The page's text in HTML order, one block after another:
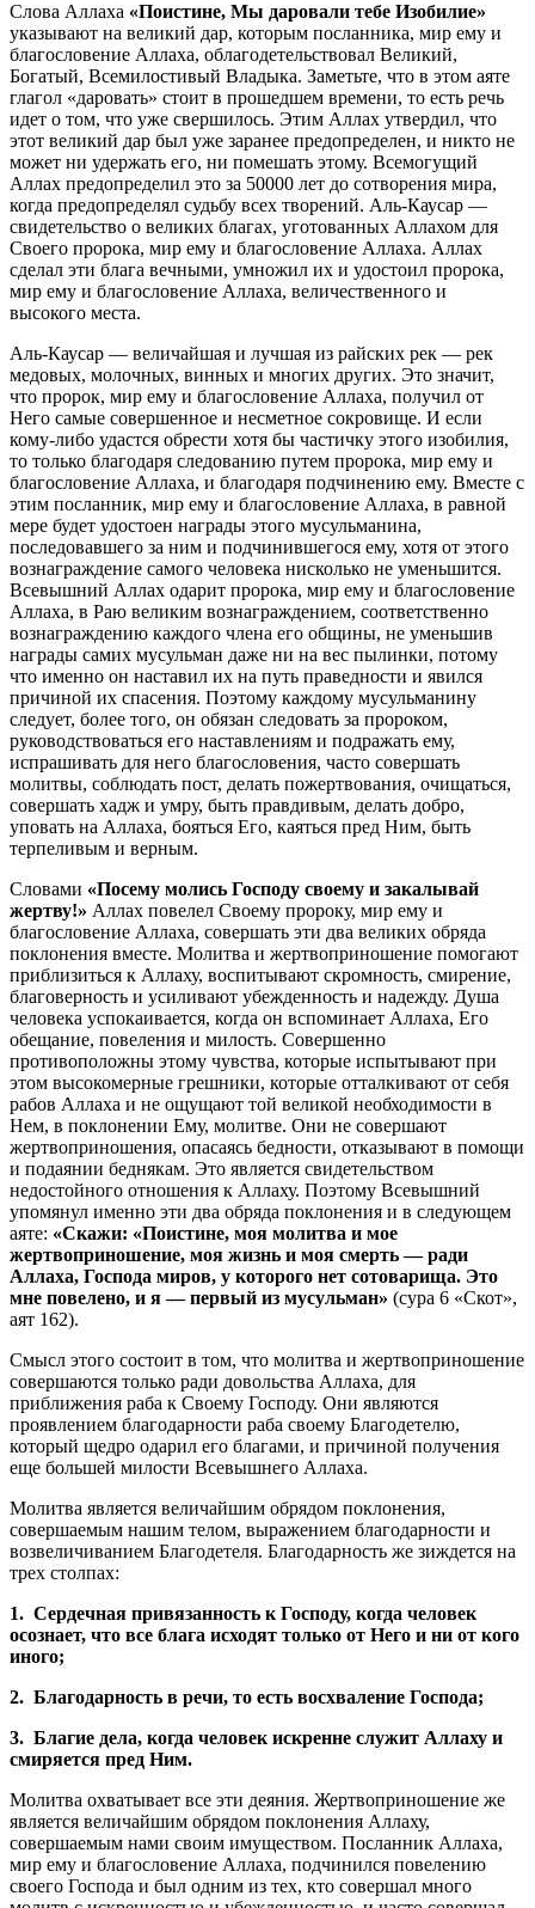
Слова Аллаха «Поистине, Мы даровали тебе Изобилие»
указывают на великий дар, которым посланника, мир ему и
благословение Аллаха, облагодетельствовал Великий,
Богатый, Всемилостивый Владыка. Заметьте, что в этом аяте
глагол «даровать» стоит в прошедшем времени, то есть речь
идет о том, что уже свершилось. Этим Аллах утвердил, что
этот великий дар был уже заранее предопределен, и никто не
может ни удержать его, ни помешать этому. Всемогущий
Аллах предопределил это за 50000 лет до сотворения мира,
когда предопределял судьбу всех творений. Аль-Каусар —
свидетельство о великих благах, уготованных Аллахом для
Своего пророка, мир ему и благословение Аллаха. Аллах
сделал эти блага вечными, умножил их и удостоил пророка,
мир ему и благословение Аллаха, величественного и
высокого места.
Аль-Каусар — величайшая и лучшая из райских рек — рек
медовых, молочных, винных и многих других. Это значит,
что пророк, мир ему и благословение Аллаха, получил от
Него самые совершенное и несметное сокровище. И если
кому-либо удастся обрести хотя бы частичку этого изобилия,
то только благодаря следованию путем пророка, мир ему и
благословение Аллаха, и благодаря подчинению ему. Вместе с
этим посланник, мир ему и благословение Аллаха, в равной
мере будет удостоен награды этого мусульманина,
последовавшего за ним и подчинившегося ему, хотя от этого
вознаграждение самого человека нисколько не уменьшится.
Всевышний Аллах одарит пророка, мир ему и благословение
Аллаха, в Раю великим вознаграждением, соответственно
вознаграждению каждого члена его общины, не уменьшив
награды самих мусульман даже ни на вес пылинки, потому
что именно он наставил их на путь праведности и явился
причиной их спасения. Поэтому каждому мусульманину
следует, более того, он обязан следовать за пророком,
руководствоваться его наставлениям и подражать ему,
испрашивать для него благословения, часто совершать
молитвы, соблюдать пост, делать пожертвования, очищаться,
совершать хадж и умру, быть правдивым, делать добро,
уповать на Аллаха, бояться Его, каяться пред Ним, быть
терпеливым и верным.
Словами «Посему молись Господу своему и закалывай
жертву!» Аллах повелел Своему пророку, мир ему и
благословение Аллаха, совершать эти два великих обряда
поклонения вместе. Молитва и жертвоприношение помогают
приблизиться к Аллаху, воспитывают скромность, смирение,
благоверность и усиливают убежденность и надежду. Душа
человека успокаивается, когда он вспоминает Аллаха, Его
обещание, повеления и милость. Совершенно
противоположны этому чувства, которые испытывают при
этом высокомерные грешники, которые отталкивают от себя
рабов Аллаха и не ощущают той великой необходимости в
Нем, в поклонении Ему, молитве. Они не совершают
жертвоприношения, опасаясь бедности, отказывают в помощи
и подаянии беднякам. Это является свидетельством
недостойного отношения к Аллаху. Поэтому Всевышний
упомянул именно эти два обряда поклонения и в следующем
аяте: «Скажи: «Поистине, моя молитва и мое
жертвоприношение, моя жизнь и моя смерть — ради
Аллаха, Господа миров, у которого нет сотоварища. Это
мне повелено, и я — первый из мусульман» (сура 6 «Скот»,
аят 162).
Смысл этого состоит в том, что молитва и жертвоприношение
совершаются только ради довольства Аллаха, для
приближения раба к Своему Господу. Они являются
проявлением благодарности раба своему Благодетелю,
который щедро одарил его благами, и причиной получения
еще большей милости Всевышнего Аллаха.
Молитва является величайшим обрядом поклонения,
совершаемым нашим телом, выражением благодарности и
возвеличиванием Благодетеля. Благодарность же зиждется на
трех столпах:
1. Сердечная привязанность к Господу, когда человек
осознает, что все блага исходят только от Него и ни от кого
иного;
2. Благодарность в речи, то есть восхваление Господа;
3. Благие дела, когда человек искренне служит Аллаху и
смиряется пред Ним.
Молитва охватывает все эти деяния. Жертвоприношение же
является величайшим обрядом поклонения Аллаху,
совершаемым нами своим имуществом. Посланник Аллаха,
мир ему и благословение Аллаха, подчинился повелению
своего Господа и был одним из тех, кто совершал много